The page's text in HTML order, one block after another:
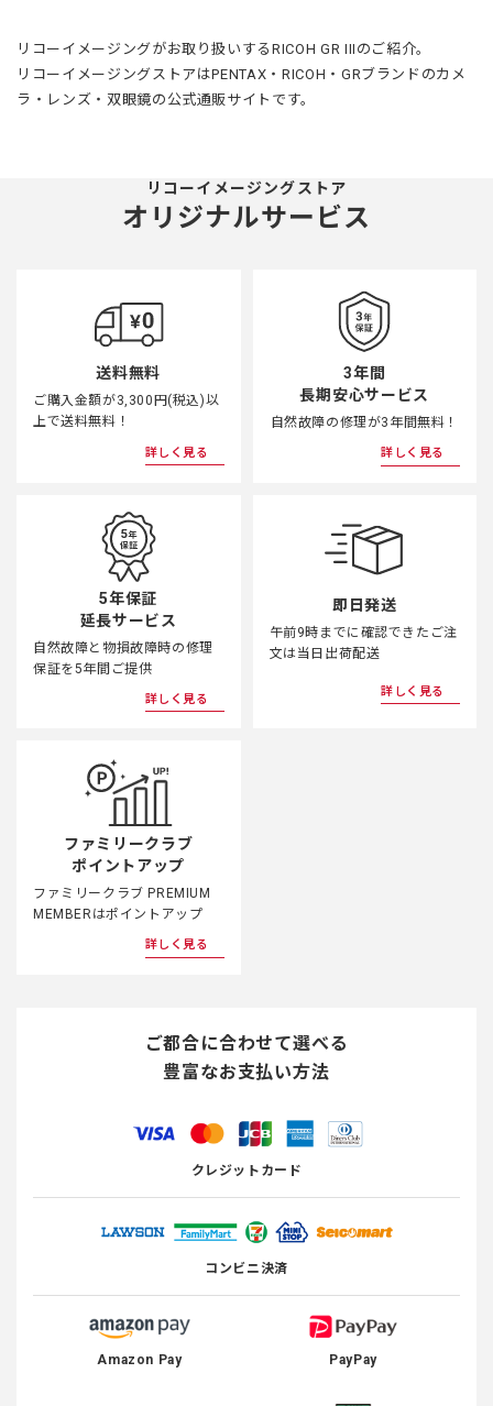
リコーイメージングがお取り扱いするRICOH GR IIIのご紹介。
リコーイメージングストアはPENTAX・RICOH・GRブランドのカメ
ラ・レンズ・双眼鏡の公式通販サイトです。
リコーイメージングストア
オリジナルサービス
送料無料
ご購入金額が3,300円(税込)以
上で送料無料！
詳しく見る
3年間
長期安心サービス
自然故障の修理が3年間無料！
詳しく見る
5年保証
延長サービス
自然故障と物損故障時の修理
保証を5年間ご提供
詳しく見る
即日発送
午前9時までに確認できたご注
文は当日出荷配送
詳しく見る
ファミリークラブ
ポイントアップ
ファミリークラブ PREMIUM
MEMBERはポイントアップ
詳しく見る
ご都合に合わせて選べる
豊富なお支払い方法
クレジットカード
コンビニ決済
Amazon Pay PayPay